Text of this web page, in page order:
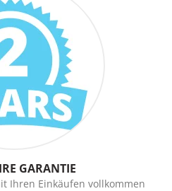
GARANTIE
Ihren Einkäufen vollkommen